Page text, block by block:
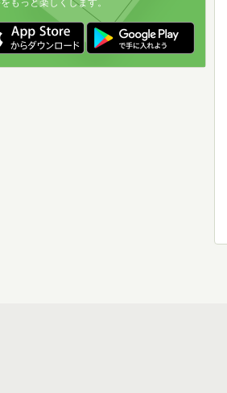
もっと楽しくします。